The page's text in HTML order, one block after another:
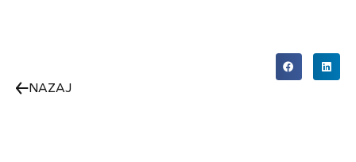
NAZAJ